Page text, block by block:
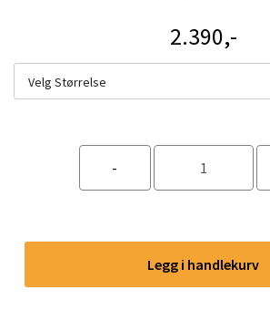
2.390,-
Velg Størrelse
Legg i handlekurv